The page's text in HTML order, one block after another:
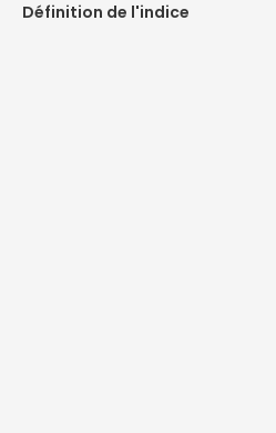
Définition de l'indice